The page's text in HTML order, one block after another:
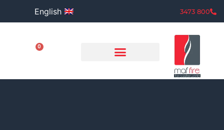
800 3473
English
0